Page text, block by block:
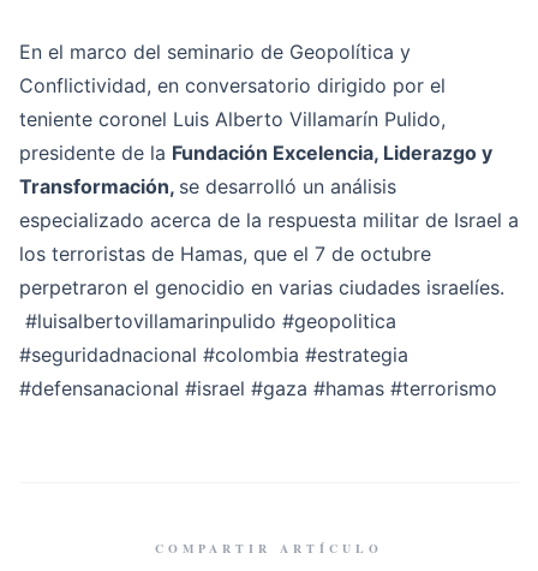
En el marco del seminario de Geopolítica y
Conflictividad, en conversatorio dirigido por el
teniente coronel Luis Alberto Villamarín Pulido,
presidente de la Fundación Excelencia, Liderazgo y
Transformación, se desarrolló un análisis
especializado acerca de la respuesta militar de Israel a
los terroristas de Hamas, que el 7 de octubre
perpetraron el genocidio en varias ciudades israelíes.
#luisalbertovillamarinpulido #geopolitica
#seguridadnacional #colombia #estrategia
#defensanacional #israel #gaza #hamas #terrorismo
COMPARTIR ARTÍCULO